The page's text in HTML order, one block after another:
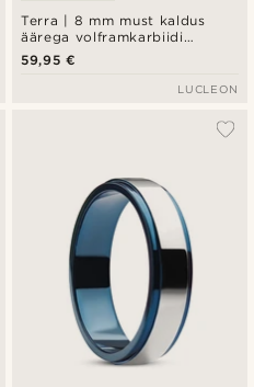
Terra | 8 mm must kaldus
äärega volframkarbiidi
sõrmus
59,95 €
LUCLEON